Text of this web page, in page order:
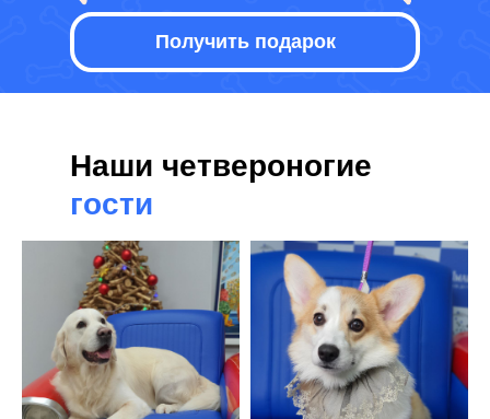
Получить подарок
Наши четвероногие
гости